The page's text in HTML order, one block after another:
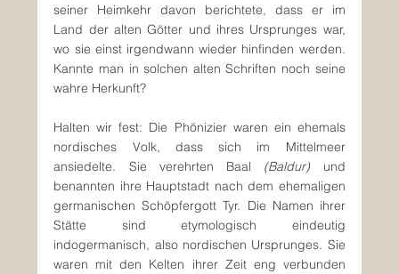
seiner Heimkehr davon berichtete, dass er im
Land der alten Götter und ihres Ursprunges war,
wo sie einst irgendwann wieder hinfinden werden.
Kannte man in solchen alten Schriften noch seine
wahre Herkunft?
Halten wir fest: Die Phönizier waren ein ehemals
nordisches Volk, dass sich im Mittelmeer
ansiedelte. Sie verehrten Baal (Baldur) und
benannten ihre Hauptstadt nach dem ehemaligen
germanischen Schöpfergott Tyr. Die Namen ihrer
Stätte sind etymologisch eindeutig
indogermanisch, also nordischen Ursprunges. Sie
waren mit den Kelten ihrer Zeit eng verbunden